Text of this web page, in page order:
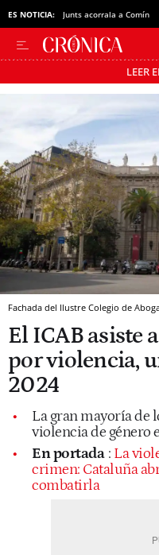
ES NOTICIA: Junts acorrala a Comín
LEER
Pásate al
Fachada del Ilustre Colegio de
El ICAB asiste
por violencia,
2024
La gran mayoría de
violencia de género
En portada : La
crimen: Cataluña
combatirla